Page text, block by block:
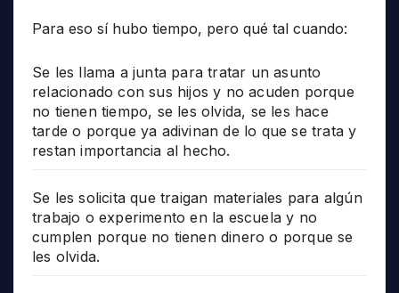
Para eso sí hubo tiempo, pero qué tal cuando:
Se les llama a junta para tratar un asunto
relacionado con sus hijos y no acuden porque
no tienen tiempo, se les olvida, se les hace
tarde o porque ya adivinan de lo que se trata y
restan importancia al hecho.
Se les solicita que traigan materiales para algún
trabajo o experimento en la escuela y no
cumplen porque no tienen dinero o porque se
les olvida.